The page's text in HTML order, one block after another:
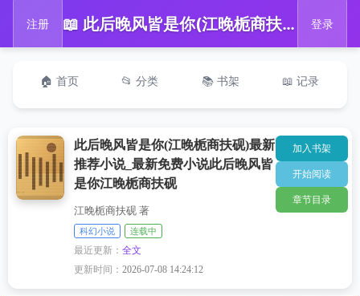
注册 📖 此后晚风皆是你(江晚栀商扶砚)最新推荐小说_最新免费小说此后晚风皆是你江晚栀商扶砚 登录
🏠 首页 📂 分类 📚 书架 📖 记录
此后晚风皆是你(江晚栀商扶砚)最新
推荐小说_最新免费小说此后晚风皆
是你江晚栀商扶砚
江晚栀商扶砚 著
科幻小说 连载中
最近更新：全文
更新时间：2026-07-08 14:24:12
加入书架
开始阅读
章节目录